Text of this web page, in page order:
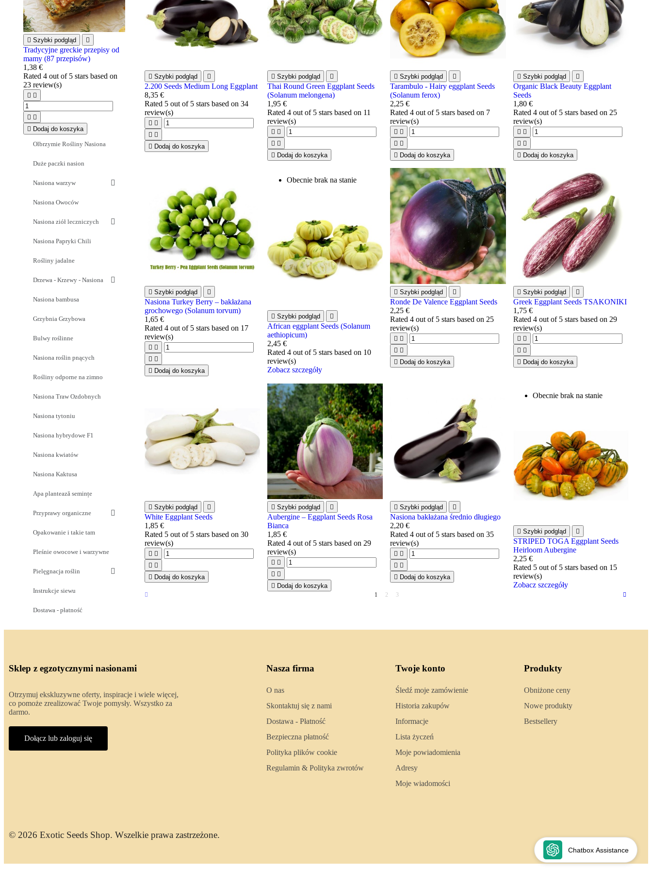
 Szybki podgląd 
Tradycyjne greckie przepisy od
mamy (87 przepisów)
1,38 €
Rated 4 out of 5 stars based on
23 review(s)
 
 
 Dodaj do koszyka
Olbrzymie Rośliny Nasiona
Duże paczki nasion
Nasiona warzyw
Nasiona Owoców
Nasiona ziół leczniczych
Nasiona Papryki Chili
Rośliny jadalne
Drzewa - Krzewy - Nasiona
Nasiona bambusa
Grzybnia Grzybowa
Bulwy roślinne
Nasiona roślin pnących
Rośliny odporne na zimno
Nasiona Traw Ozdobnych
Nasiona tytoniu
Nasiona hybrydowe F1
Nasiona kwiatów
Nasiona Kaktusa
Apa plantează semințe
Przyprawy organiczne
Opakowanie i takie tam
Pleśnie owocowe i warzywne
Pielęgnacja roślin
Instrukcje siewu
Dostawa - płatność
 Szybki podgląd 
2.200 Seeds Medium Long Eggplant
8,35 €
Rated 5out of 5 stars based on 34
review(s)
 
 
 Dodaj do koszyka
 Szybki podgląd 
Thai Round Green Eggplant Seeds
(Solanum melongena)
1,95 €
Rated 4out of 5 stars based on 11
review(s)
 
 
 Dodaj do koszyka
 Szybki podgląd 
Tarambulo - Hairy eggplant Seeds
(Solanum ferox)
2,25 €
Rated4 out of 5 stars based on 7
review(s)
 
 
 Dodaj do koszyka
 Szybki podgląd 
Organic Black Beauty Eggplant
Seeds
1,80 €
Rated 4out of 5 stars based on 25
review(s)
 
 
 Dodaj do koszyka
 Szybki podgląd 
Nasiona Turkey Berry – bakłażana
grochowego (Solanum torvum)
1,65 €
Rated 4out of 5 stars based on 17
review(s)
 
 
 Dodaj do koszyka
Obecnie brak na stanie
 Szybki podgląd 
African eggplant Seeds (Solanum
aethiopicum)
2,45 €
Rated 4out of 5 stars based on 10
review(s)
Zobacz szczegóły
 Szybki podgląd 
Ronde De Valence Eggplant Seeds
2,25 €
Rated4 out of 5 stars based on 25
review(s)
 
 
 Dodaj do koszyka
 Szybki podgląd 
Greek Eggplant Seeds TSAKONIKI
1,75 €
Rated 4out of 5 stars based on 29
review(s)
 
 
 Dodaj do koszyka
 Szybki podgląd 
White Eggplant Seeds
1,85 €
Rated 5out of 5 stars based on 30
review(s)
 
 
 Dodaj do koszyka
 Szybki podgląd 
Aubergine – Eggplant Seeds Rosa
Bianca
1,85 €
Rated 4out of 5 stars based on 29
review(s)
 
 
 Dodaj do koszyka
 Szybki podgląd 
Nasiona bakłażana średnio długiego
2,20 €
Rated4 out of 5 stars based on35
review(s)
 
 
 Dodaj do koszyka
Obecnie brak na stanie
 Szybki podgląd 
STRIPED TOGA Eggplant Seeds
Heirloom Aubergine
2,25 €
Rated 5out of 5 stars based on 15
review(s)
Zobacz szczegóły
1 2 3
Chatbox Assistance
Sklep z egzotycznymi nasionami
Otrzymuj ekskluzywne oferty, inspiracje i wiele więcej,
co pomoże zrealizować Twoje pomysły. Wszystko za
darmo.
Dołącz lub zaloguj się
Nasza firma
O nas
Skontaktuj się z nami
Dostawa - Płatność
Bezpieczna płatność
Polityka plików cookie
Regulamin & Polityka zwrotów
Twoje konto
Śledź moje zamówienie
Historia zakupów
Informacje
Lista życzeń
Moje powiadomienia
Adresy
Moje wiadomości
Produkty
Obniżone ceny
Nowe produkty
Bestsellery
© 2026 Exotic Seeds Shop. Wszelkie prawa zastrzeżone.